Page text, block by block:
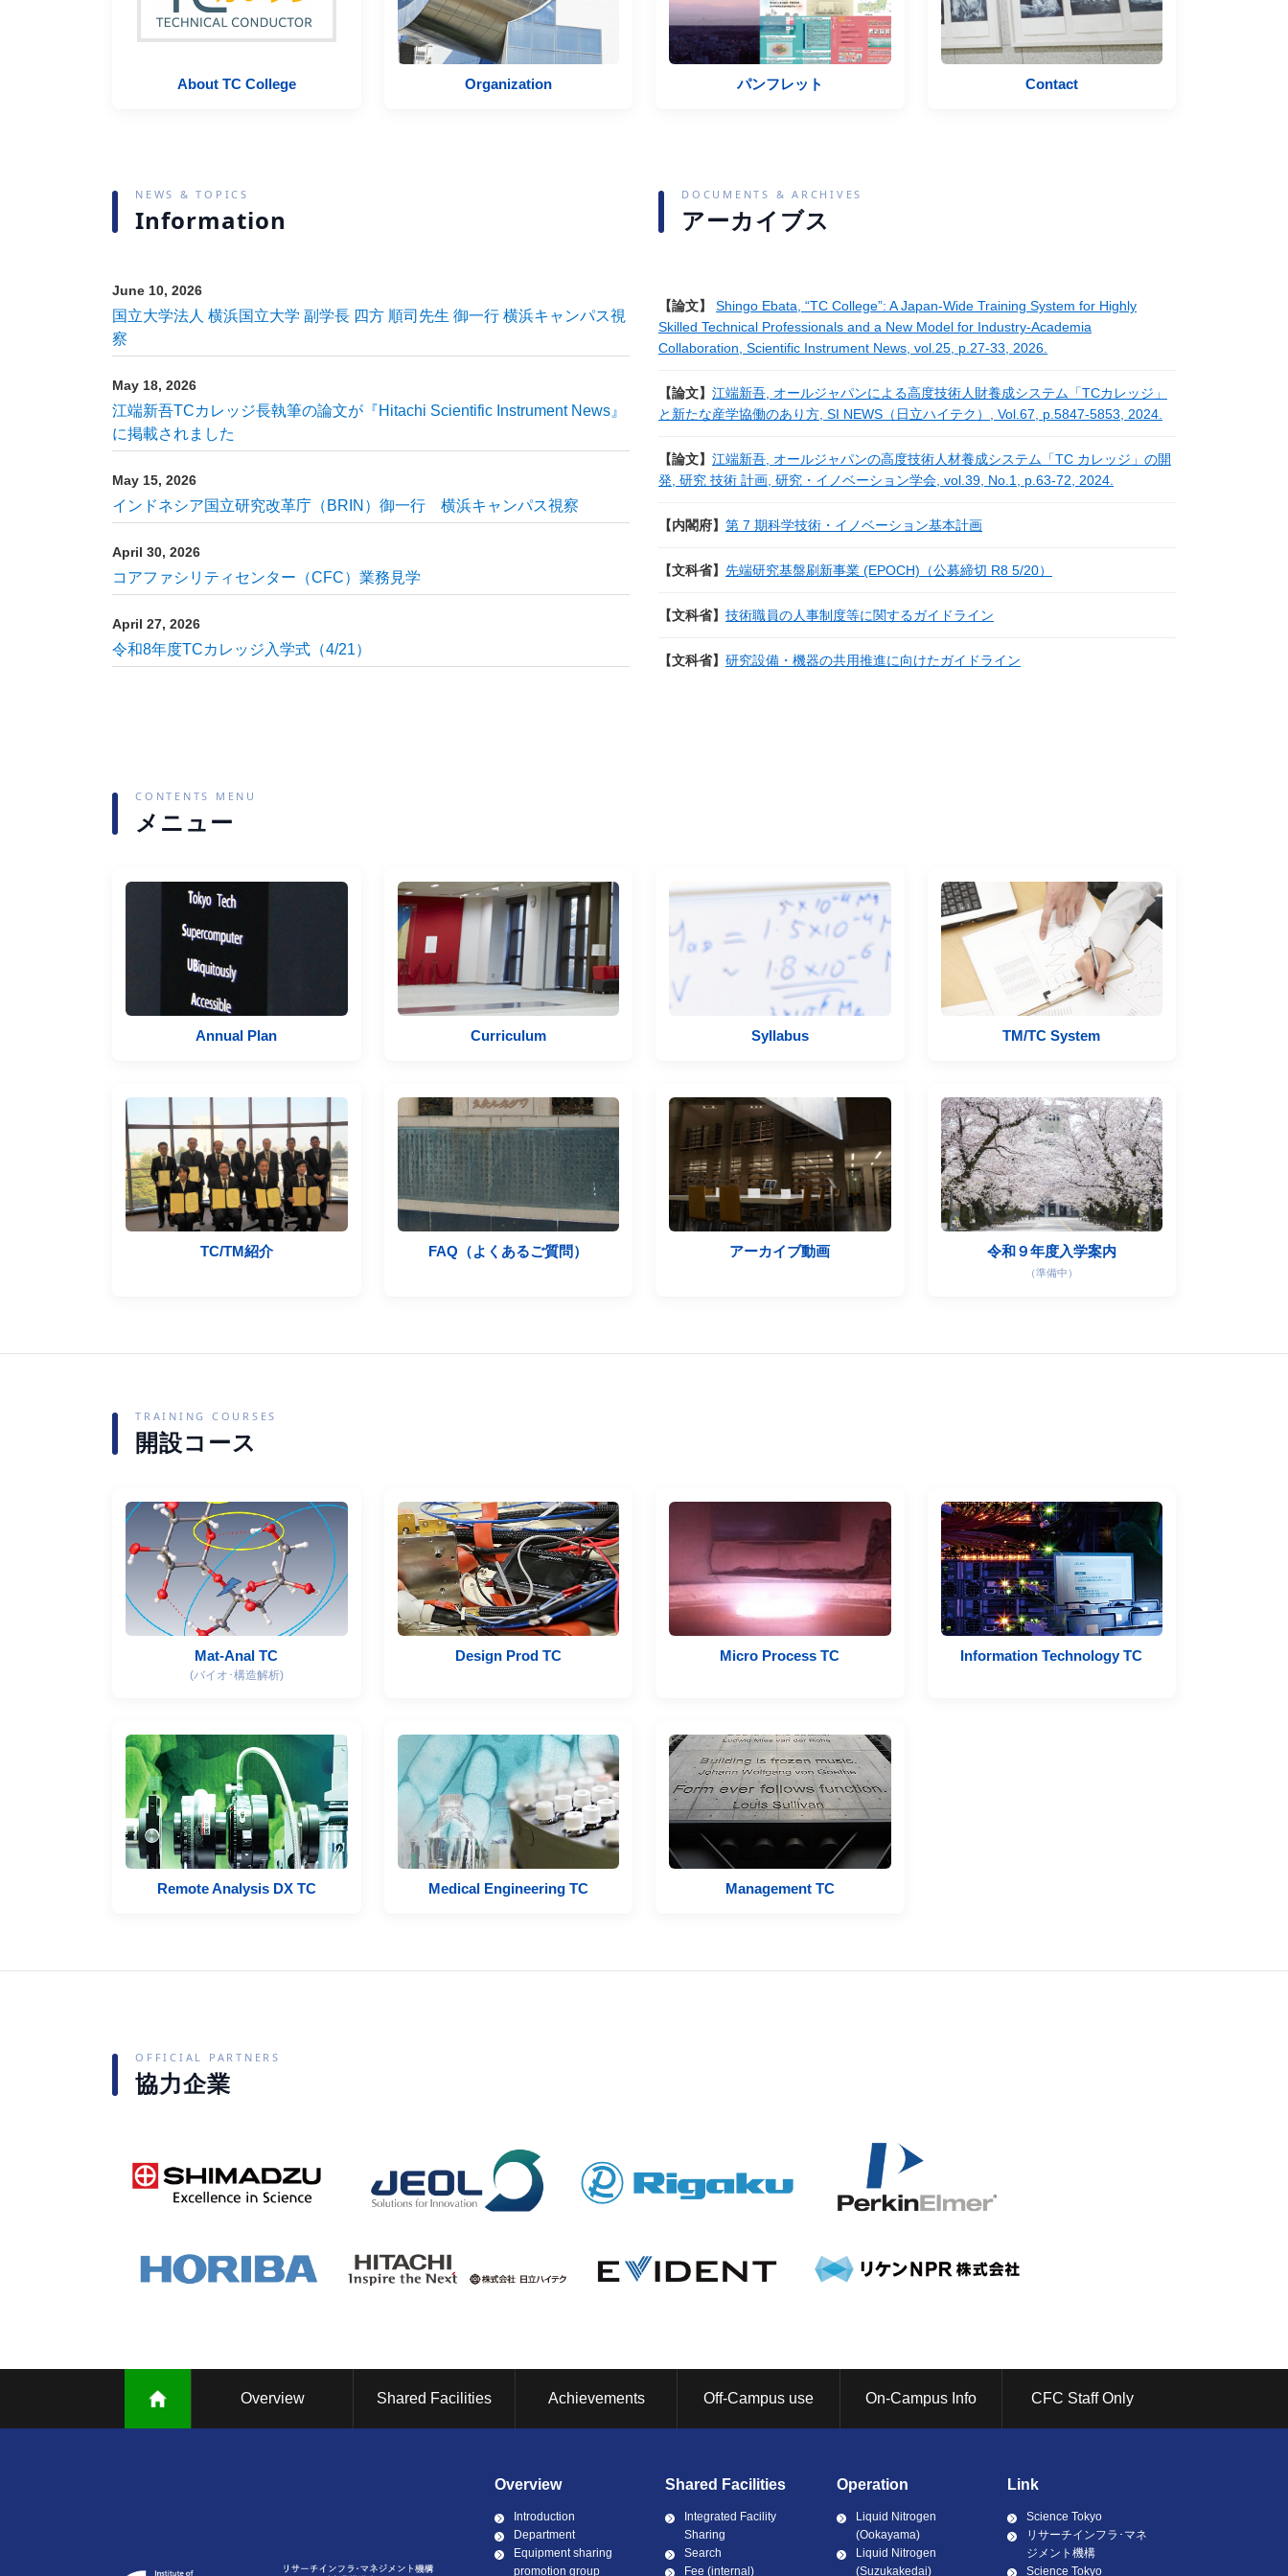
TC College Integrated Facility Sharing
About TC College Organization パンフレット Contact
NEWS & TOPICS
Information
June 10, 2026
国立大学法人 横浜国立大学 副学長 四方 順司先生 御一行 横浜キャンパス視
察
May 18, 2026
江端新吾TCカレッジ長執筆の論文が『Hitachi Scientific Instrument News』
に掲載されました
May 15, 2026
インドネシア国立研究改革庁（BRIN）御一行 横浜キャンパス視察
April 30, 2026
コアファシリティセンター（CFC）業務見学
April 27, 2026
令和8年度TCカレッジ入学式（4/21）
DOCUMENTS & ARCHIVES
アーカイブス
【論文】
Shingo Ebata, “TC College”: A Japan-Wide Training System for Highly
Skilled Technical Professionals and a New Model for Industry-Academia
Collaboration, Scientific Instrument News, vol.25, p.27-33, 2026.
【論文】 江端新吾, オールジャパンによる高度技術人財養成システム「TCカレッジ」
と新たな産学協働のあり方, SI NEWS（日立ハイテク）, Vol.67, p.5847-5853, 2024.
【論文】 江端新吾, オールジャパンの高度技術人材養成システム「TC カレッジ」の開
発, 研究 技術 計画, 研究・イノベーション学会, vol.39, No.1, p.63-72, 2024.
【内閣府】 第 7 期科学技術・イノベーション基本計画
【文科省】 先端研究基盤刷新事業 (EPOCH)（公募締切 R8 5/20）
【文科省】 技術職員の人事制度等に関するガイドライン
【文科省】 研究設備・機器の共用推進に向けたガイドライン
CONTENTS MENU
メニュー
Annual Plan Curriculum Syllabus TM/TC System
TC/TM紹介 FAQ（よくあるご質問） アーカイブ動画 令和９年度入学案内
（準備中）
TRAINING COURSES
開設コース
Mat-Anal TC
(バイオ･構造解析)
Design Prod TC Micro Process TC Information Technology TC
Remote Analysis DX TC Medical Engineering TC Management TC
OFFICIAL PARTNERS
協力企業
Overview Shared Facilities Achievements Off-Campus use On-Campus Info CFC Staff Only
Overview
Introduction
Department
Equipment sharing
promotion group
Shared Facilities
Integrated Facility
Sharing
Search
Fee (internal)
Operation
Liquid Nitrogen
(Ookayama)
Liquid Nitrogen
(Suzukakedai)
Link
Science Tokyo
リサーチインフラ･マネ
ジメント機構
Science Tokyo